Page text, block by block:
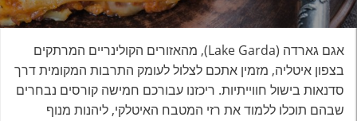
אגם גארדה (Lake Garda), מהאזורים הקולינריים המרתקים
בצפון איטליה, מזמין אתכם לצלול לעומק התרבות המקומית דרך
סדנאות בישול חווייתיות. ריכזנו עבורכם חמישה קורסים נבחרים
שבהם תוכלו ללמוד את רזי המטבח האיטלקי, ליהנות מנוף